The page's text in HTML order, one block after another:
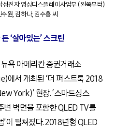
전자 영상디스플레이사업부 (왼쪽부터)
원, 김하나, 김수홍 씨
‘살아있는’ 스크린
욕 아메리칸 증권거래소
서 개최된 ‘더 퍼스트룩 2018
York)’ 현장. ‘스마트싱스
벽면을 포함한 QLED TV를
’이 펼쳐졌다. 2018년형 QLED